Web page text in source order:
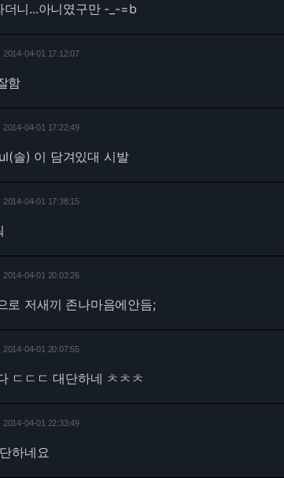
더니...아니였구만 -_-=b
2014-04-01 17:12:07
함
2014-04-01 17:22:49
솔) 이 담겨있대 시발
2014-04-01 17:38:15
2014-04-01 20:03:26
로 저새끼 존나마음에안듬;
2014-04-01 20:07:55
ㄷㄷㄷ 대단하네 ㅊㅊㅊ
2014-04-01 22:33:49
하네요